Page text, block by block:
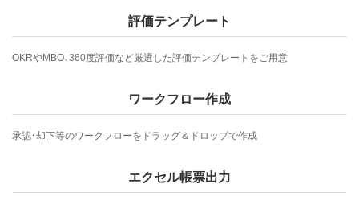
評価テンプレート
OKRやMBO、360度評価など厳選した評価テンプレートをご用意
ワークフロー作成
承認・却下等のワークフローをドラッグ＆ドロップで作成
エクセル帳票出力